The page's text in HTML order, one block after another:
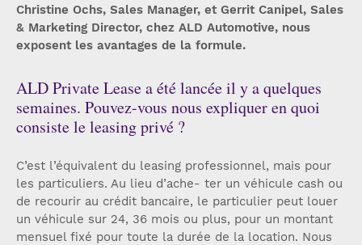
Christine Ochs, Sales Manager, et Gerrit Canipel, Sales
& Marketing Director, chez ALD Automotive, nous
exposent les avantages de la formule.
ALD Private Lease a été lancée il y a quelques
semaines. Pouvez-vous nous expliquer en quoi
consiste le leasing privé ?
C’est l’équivalent du leasing professionnel, mais pour
les particuliers. Au lieu d’ache- ter un véhicule cash ou
de recourir au crédit bancaire, le particulier peut louer
un véhicule sur 24, 36 mois ou plus, pour un montant
mensuel fixé pour toute la durée de la location. Nous